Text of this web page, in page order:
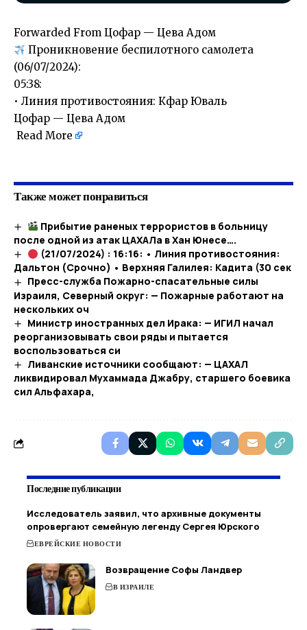
Forwarded From Цофар — Цева Адом
Проникновение беспилотного самолета
(06/07/2024):
05:38:
• Линия противостояния: Кфар Юваль
Цофар — Цева Адом
Read More
Также может понравиться
Прибытие раненых террористов в больницу
после одной из атак ЦАХАЛа в Хан Юнесе….​
(21/07/2024) : 16:16: • Линия противостояния:
Дальтон (Срочно) • Верхняя Галилея: Кадита (30 сек
Пресс-служба Пожарно-спасательные силы
Израиля, Северный округ: — Пожарные работают на
нескольких оч
Министр иностранных дел Ирака: — ИГИЛ начал
реорганизовывать свои ряды и пытается
воспользоваться си
Ливанские источники сообщают: — ЦАХАЛ
ликвидировал Мухаммада Джабру, старшего боевика
сил Альфахара,
Последние публикации
Исследователь заявил, что архивные документы
опровергают семейную легенду Сергея Юрского
ЕВРЕЙСКИЕ НОВОСТИ
Возвращение Софы Ландвер
В ИЗРАИЛЕ